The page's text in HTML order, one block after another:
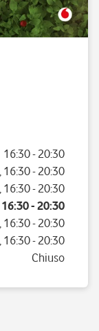
16:30- 20:30
16:30- 20:30
16:30- 20:30
16:30- 20:30
16:30- 20:30
16:30- 20:30
Chiuso